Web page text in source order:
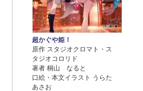
超かぐや姫！
原作 スタジオクロマト・ス
タジオコロリド
著者 桐山 なると
口絵・本文イラスト うらた
あさお